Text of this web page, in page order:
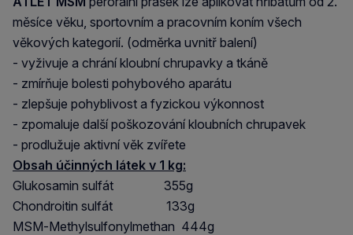
měsíce věku, sportovním a pracovním koním všech
věkových kategorií. (odměrka uvnitř balení)
- vyživuje a chrání kloubní chrupavky a tkáně
- zmírňuje bolesti pohybového aparátu
- zlepšuje pohyblivost a fyzickou výkonnost
- zpomaluje další poškozování kloubních chrupavek
- prodlužuje aktivní věk zvířete
Obsah účinných látek v 1 kg:
Glukosamin sulfát 355g
Chondroitin sulfát 133g
MSM-Methylsulfonylmethan 444g